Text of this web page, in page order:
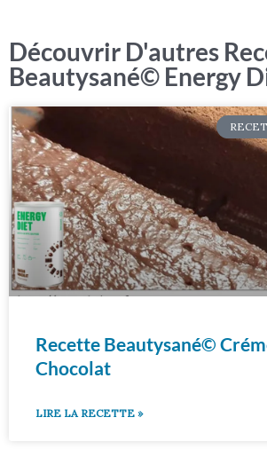
Découvrir D'autres
Beautysané© Energy
Recette Beautysané©
Chocolat
LIRE LA RECETTE »